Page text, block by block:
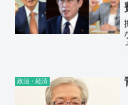
政治・経済